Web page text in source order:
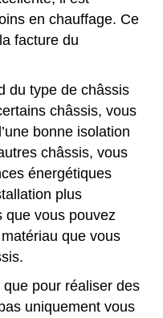
en chauffage. Ce
facture du
du type de châssis
châssis, vous
bonne isolation
châssis, vous
énergétiques
plus
que vous pouvez
que vous
pour réaliser des
uniquement vous